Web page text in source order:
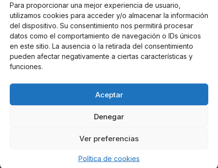
Para proporcionar una mejor experiencia de usuario,
utilizamos cookies para acceder y/o almacenar la información
del dispositivo. Su consentimiento nos permitirá procesar
datos como el comportamiento de navegación o IDs únicos
en este sitio. La ausencia o la retirada del consentimiento
pueden afectar negativamente a ciertas características y
funciones.
Aceptar
Denegar
Ver preferencias
Política de cookies
Noticias relacionadas
Online Casino
Mejores Cripto Casinos Online en
Colombia 2025: Bitcoin Casinos
Mejores Casinos Online con Bitcoin y
Criptomonedas en Argentina 2025
Online Casino
criptomonedas y Bitcoin en México 2025